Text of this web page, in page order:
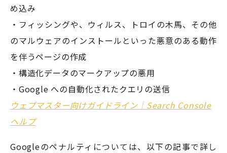
め込み
・フィッシングや、ウィルス、トロイの木馬、その他
のマルウェアのインストールといった悪意のある動作
を伴うページの作成
・構造化データのマークアップの悪用
・Google への自動化されたクエリの送信
ウェブマスター向けガイドライン｜Search Console
ヘルプ
Googleのペナルティについては、以下の記事で詳し